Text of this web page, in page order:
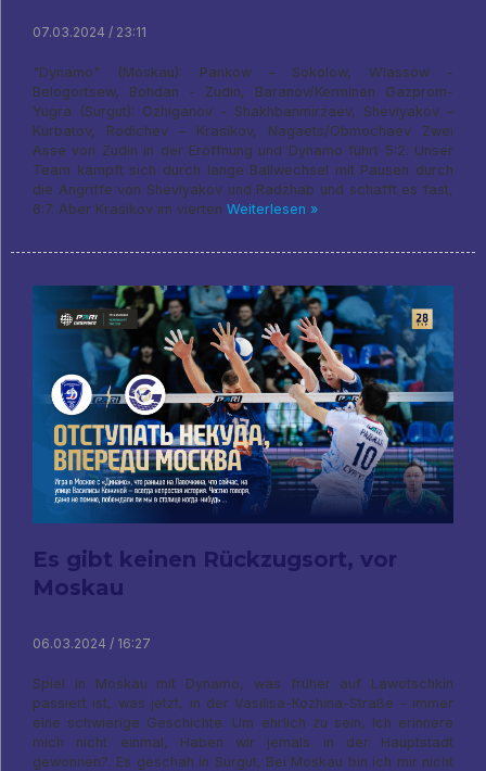
07.03.2024 / 23:11
"Dynamo" (Moskau): Pankow – Sokolow, Wlassow -
Belogortsew, Bohdan - Zudin, Baranov/Kerminen Gazprom-
Yugra (Surgut): Ozhiganov - Shakhbanmirzaev, Shevlyakov –
Kurbatov, Rodichev – Krasikov, Nagaets/Obmochaev Zwei
Asse von Zudin in der Eröffnung und Dynamo führt 5:2. Unser
Team kämpft sich durch lange Ballwechsel mit Pausen durch
die Angriffe von Shevlyakov und Radzhab und schafft es fast,
6:7. Aber Krasikov im vierten Weiterlesen »
Es gibt keinen Rückzugsort, vor
Moskau
06.03.2024 / 16:27
Spiel in Moskau mit Dynamo, was früher auf Lawotschkin
passiert ist, was jetzt, in der Vasilisa-Kozhina-Straße – immer
eine schwierige Geschichte. Um ehrlich zu sein, Ich erinnere
mich nicht einmal, Haben wir jemals in der Hauptstadt
gewonnen?. Es geschah in Surgut, Bei Moskau bin ich mir nicht